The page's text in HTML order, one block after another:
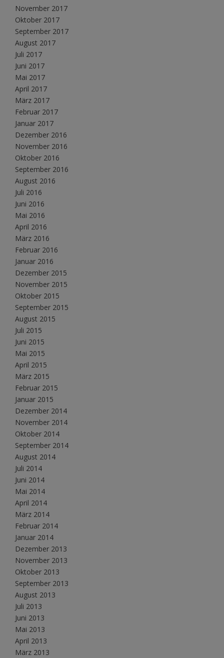
November 2017
Oktober 2017
September 2017
August 2017
Juli 2017
Juni 2017
Mai 2017
April 2017
März 2017
Februar 2017
Januar 2017
Dezember 2016
November 2016
Oktober 2016
September 2016
August 2016
Juli 2016
Juni 2016
Mai 2016
April 2016
März 2016
Februar 2016
Januar 2016
Dezember 2015
November 2015
Oktober 2015
September 2015
August 2015
Juli 2015
Juni 2015
Mai 2015
April 2015
März 2015
Februar 2015
Januar 2015
Dezember 2014
November 2014
Oktober 2014
September 2014
August 2014
Juli 2014
Juni 2014
Mai 2014
April 2014
März 2014
Februar 2014
Januar 2014
Dezember 2013
November 2013
Oktober 2013
September 2013
August 2013
Juli 2013
Juni 2013
Mai 2013
April 2013
März 2013